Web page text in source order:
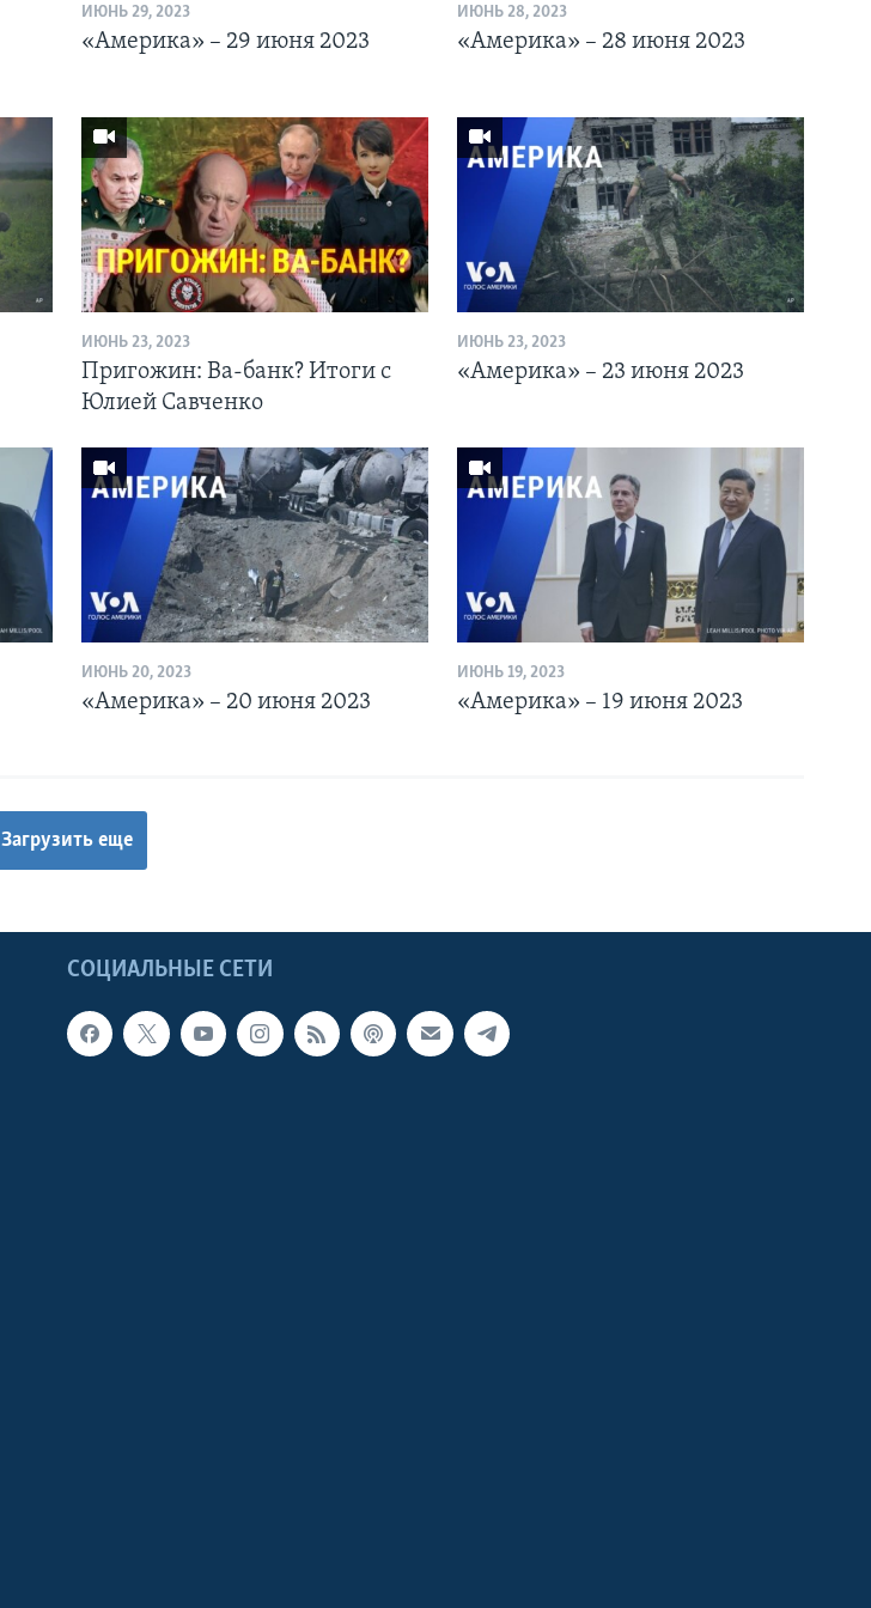
ИЮНЬ 29, 2023
«Америка» – 29 июня 2023
ИЮНЬ 28, 2023
«Америка» – 28 июня 2023
ИЮНЬ 23, 2023
Пригожин: Ва-банк? Итоги с
Юлией Савченко
ИЮНЬ 23, 2023
«Америка» – 23 июня 2023
ИЮНЬ 20, 2023
«Америка» – 20 июня 2023
ИЮНЬ 19, 2023
«Америка» – 19 июня 2023
Загрузить еще
СОЦИАЛЬНЫЕ СЕТИ